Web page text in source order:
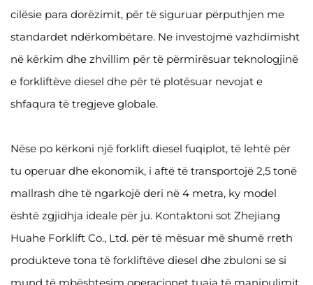
cilësie para dorëzimit, për të siguruar përputhjen me
standardet ndërkombëtare. Ne investojmë vazhdimisht
në kërkim dhe zhvillim për të përmirësuar teknologjinë
e forkliftëve diesel dhe për të plotësuar nevojat e
shfaqura të tregjeve globale.
Nëse po kërkoni një forklift diesel fuqiplot, të lehtë për
tu operuar dhe ekonomik, i aftë të transportojë 2,5 tonë
mallrash dhe të ngarkojë deri në 4 metra, ky model
është zgjidhja ideale për ju. Kontaktoni sot Zhejiang
Huahe Forklift Co., Ltd. për të mësuar më shumë rreth
produkteve tona të forkliftëve diesel dhe zbuloni se si
mund të mbështesim operacionet tuaja të manipulimit